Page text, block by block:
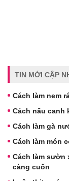
TIN MỚI CẬP
Cách làm nem
Cách nấu canh
Cách làm gà
Cách làm món
Cách làm sườn
càng cuốn